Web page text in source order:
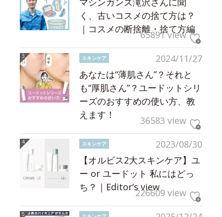
く、古いコスメの捨て方は？
｜コスメの断捨離・捨て方編
65891 view
2024/11/27
スキンケア
あなたは“薄肌さん”？それと
も“厚肌さん”？ユードットシリ
ーズのおすすめの使い方、教
えます！
36583 view
2023/08/30
スキンケア
【オルビス2大スキンケア】ユ
ー or ユードット 私にはどっ
ち？｜Editor’s view226609 view